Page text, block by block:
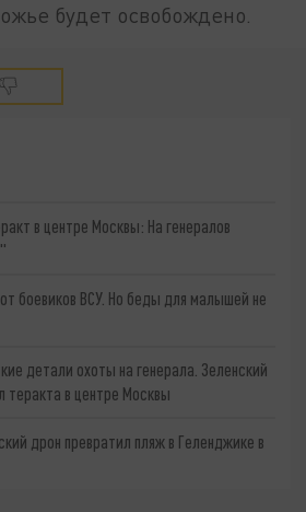
будет освобождено.
в центре Москвы: На генералов
боевиков ВСУ. Но беды для малышей не
детали охоты на генерала. Зеленский
теракта в центре Москвы
дрон превратил пляж в Геленджике в